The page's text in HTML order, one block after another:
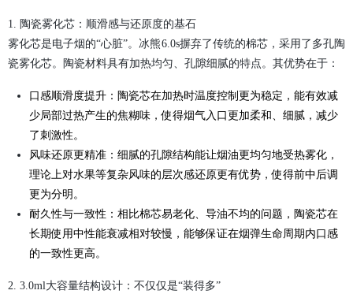
1. 陶瓷雾化芯：顺滑感与还原度的基石
雾化芯是电子烟的“心脏”。冰熊6.0s摒弃了传统的棉芯，采用了多孔陶
瓷雾化芯。陶瓷材料具有加热均匀、孔隙细腻的特点。其优势在于：
口感顺滑度提升：陶瓷芯在加热时温度控制更为稳定，能有效减
少局部过热产生的焦糊味，使得烟气入口更加柔和、细腻，减少
了刺激性。
风味还原更精准：细腻的孔隙结构能让烟油更均匀地受热雾化，
理论上对水果等复杂风味的层次感还原更有优势，使得前中后调
更为分明。
耐久性与一致性：相比棉芯易老化、导油不均的问题，陶瓷芯在
长期使用中性能衰减相对较慢，能够保证在烟弹生命周期内口感
的一致性更高。
2. 3.0ml大容量结构设计：不仅仅是“装得多”‍